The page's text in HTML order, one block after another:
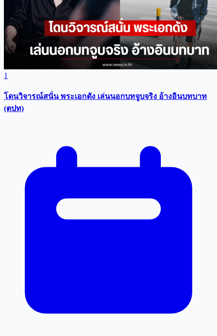
1
โดนวิจารณ์สนั่น พระเอกดัง เล่นนอกบทจูบจริง อ้างอินบทบาท
(ตปท)